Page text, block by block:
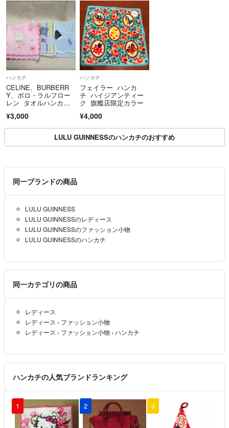
ハンカチ
CELINE、BURBERR
Y、ポロ・ラルフロー
レン タオルハンカチ
¥3,000
ハンカチ
フェイラー ハンカ
チ ハイジアンティー
ク 旗艦店限定カラー
¥4,000
LULU GUINNESSのハンカチのおすすめ
同一ブランドの商品
LULU GUINNESS
LULU GUINNESSのレディース
LULU GUINNESSのファッション小物
LULU GUINNESSのハンカチ
同一カテゴリの商品
レディース
レディース › ファッション小物
レディース › ファッション小物 › ハンカチ
ハンカチの人気ブランドランキング
1 2 3